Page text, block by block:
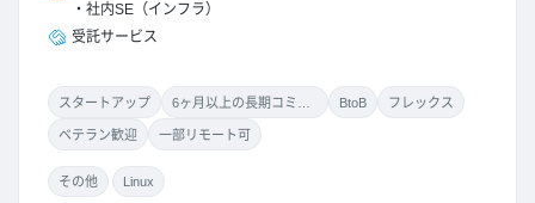
社内SE（インフラ）
受託サービス
スタートアップ BtoB フレックス
ベテラン歓迎 一部リモート可
その他 Linux